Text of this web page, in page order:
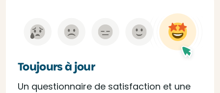
Toujours à jour
Un questionnaire de satisfaction et une